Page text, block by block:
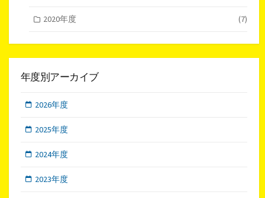
2020年度 (7)
年度別アーカイブ
2026年度
2025年度
2024年度
2023年度